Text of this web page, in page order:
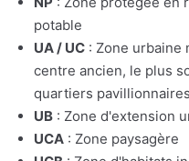
potable
UA / UC : Zone urbaine
centre ancien, le plus
quartiers
UB : Zone d'extension
UCA : Zone paysagère